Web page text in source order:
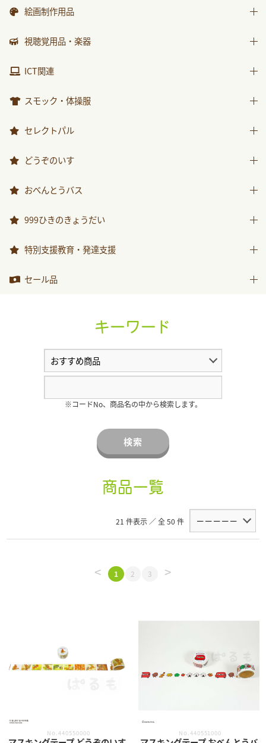
世界の昔話名作選
科学が好きになるおはなし
ｽｰﾊﾟｰﾜｲﾄﾞことばとかず
ｽｰﾊﾟｰﾜｲﾄﾞお話かずあそび
あそぼ！
みてみて！
2026年度月刊絵本
運動会用品
包装紙・紙袋
絵画制作用品
画材
視聴覚用品・楽器
視聴覚用品
ICT関連
ICT関連
スモック・体操服
スモック
セレクトパル
先生用ウェア
どうぞのいす
どうぞのいす
おべんとうバス
おべんとうバス
999ひきのきょうだい
999ひきのきょうだい
特別支援教育・発達支援
特別支援教育・発達支援
セール品
キーワード
※コードNo、商品名の中から検索します。
検索
商品一覧
21 件表示 ／ 全 50 件
< 1 2 3 >
No.440550000 No.440551000